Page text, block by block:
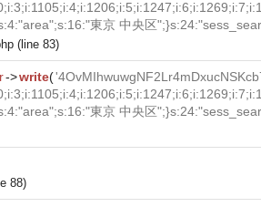
東京 中央区
(line 83)
->write(
東京 中央区
88)